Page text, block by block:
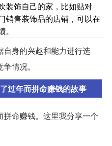
装饰自己的家，比如贴对
销售装饰品的店铺，可以在
自身的兴趣和能力进行选
情况。
过年而拼命赚钱的故事
命赚钱。这里我分享一个